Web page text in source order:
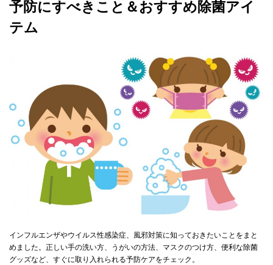
予防にすべきこと＆おすすめ除菌アイ
テム
インフルエンザやウイルス性感染症、風邪対策に知っておきたいことをまと
めました。正しい手の洗い方、うがいの方法、マスクのつけ方、便利な除菌
グッズなど、すぐに取り入れられる予防ケアをチェック。